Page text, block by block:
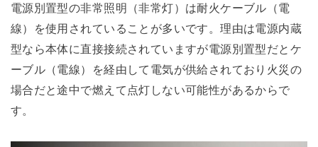
電源別置型の非常照明（非常灯）は耐火ケーブル（電
線）を使用されていることが多いです。理由は電源内蔵
型なら本体に直接接続されていますが電源別置型だとケ
ーブル（電線）を経由して電気が供給されており火災の
場合だと途中で燃えて点灯しない可能性があるからで
す。